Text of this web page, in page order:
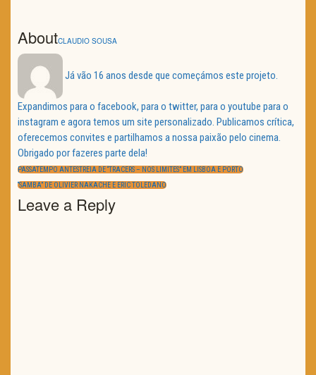
AboutCLAUDIO SOUSA
Já vão 16 anos desde que começámos este projeto.
Expandimos para o facebook, para o twitter, para o youtube para o
instagram e agora temos um site personalizado. Publicamos crítica,
oferecemos convites e partilhamos a nossa paixão pelo cinema.
Obrigado por fazeres parte dela!
Navegação
de
artigos
PREVIOUS
POST:
PASSATEMPO ANTESTREIA DE “TRACERS – NOS LIMITES” EM LISBOA E PORTO
NEXT
POST:
“SAMBA” DE OLIVIER NAKACHE E ERIC TOLEDANO
Leave a Reply